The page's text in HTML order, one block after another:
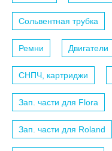
Сольвентная трубка
Ремни Двигатели
СНПЧ, картриджи
Зап. части для Flora
Зап. части для Roland